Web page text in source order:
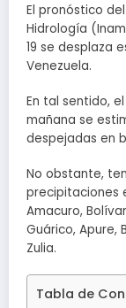
El pronóstico
Hidrología
19 se desplaza
Venezuela.
En tal sentido,
mañana se
despejadas en
No obstante,
precipitaciones
Amacuro,
Guárico, Apure,
Zulia.
Tabla de